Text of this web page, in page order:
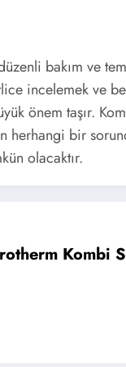
bakım ve
incelemek ve
önem taşır.
herhangi bir
olacaktır.